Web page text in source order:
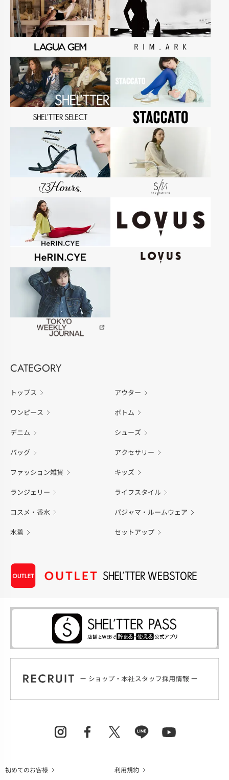
CATEGORY
トップス アウター
ワンピース ボトム
デニム シューズ
バッグ アクセサリー
ファッション雑貨 キッズ
ランジェリー ライフスタイル
コスメ・香水 パジャマ・ルームウェア
水着 セットアップ
初めてのお客様 利用規約